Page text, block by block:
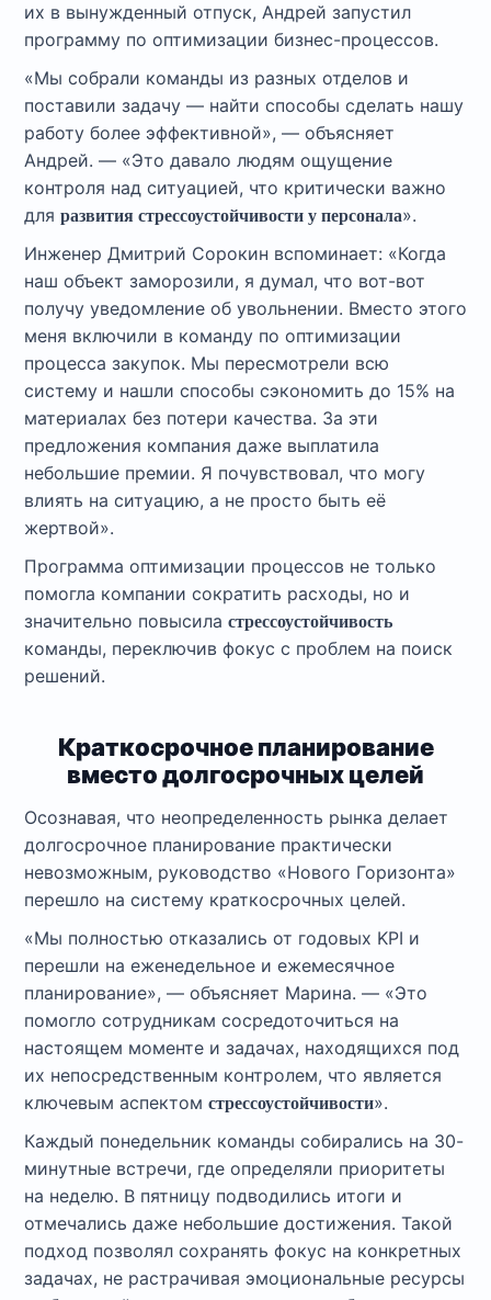
их в вынужденный отпуск, Андрей запустил
программу по оптимизации бизнес-процессов.
«Мы собрали команды из разных отделов и
поставили задачу — найти способы сделать нашу
работу более эффективной», — объясняет
Андрей. — «Это давало людям ощущение
контроля над ситуацией, что критически важно
для развития стрессоустойчивости у персонала».
Инженер Дмитрий Сорокин вспоминает: «Когда
наш объект заморозили, я думал, что вот-вот
получу уведомление об увольнении. Вместо этого
меня включили в команду по оптимизации
процесса закупок. Мы пересмотрели всю
систему и нашли способы сэкономить до 15% на
материалах без потери качества. За эти
предложения компания даже выплатила
небольшие премии. Я почувствовал, что могу
влиять на ситуацию, а не просто быть её
жертвой».
Программа оптимизации процессов не только
помогла компании сократить расходы, но и
значительно повысила стрессоустойчивость
команды, переключив фокус с проблем на поиск
решений.
Краткосрочное планирование
вместо долгосрочных целей
Осознавая, что неопределенность рынка делает
долгосрочное планирование практически
невозможным, руководство «Нового Горизонта»
перешло на систему краткосрочных целей.
«Мы полностью отказались от годовых KPI и
перешли на еженедельное и ежемесячное
планирование», — объясняет Марина. — «Это
помогло сотрудникам сосредоточиться на
настоящем моменте и задачах, находящихся под
их непосредственным контролем, что является
ключевым аспектом стрессоустойчивости».
Каждый понедельник команды собирались на 30-
минутные встречи, где определяли приоритеты
на неделю. В пятницу подводились итоги и
отмечались даже небольшие достижения. Такой
подход позволял сохранять фокус на конкретных
задачах, не растрачивая эмоциональные ресурсы